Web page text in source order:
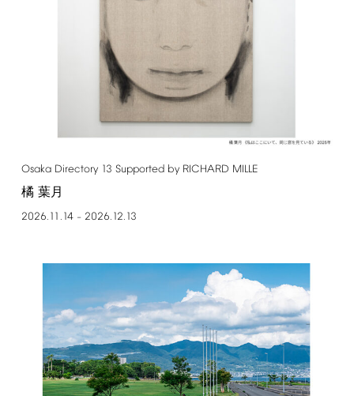
Osaka Directory 13 Supported by RICHARD MILLE
橘 葉月
2026.11.14– 2026.12.13